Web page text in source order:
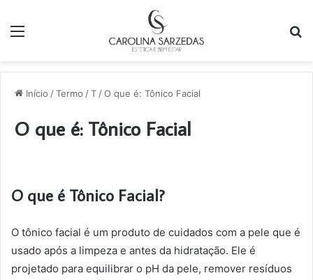
Início /Termo /T /O que é: Tônico Facial
O que é: Tônico Facial
O que é Tônico Facial?
O tônico facial é um produto de cuidados com a pele que é
usado após a limpeza e antes da hidratação. Ele é
projetado para equilibrar o pH da pele, remover resíduos